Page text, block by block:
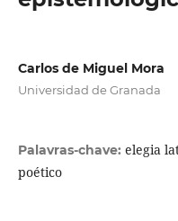
Carlos de Miguel Mora
Universidad de Granada
Palavras-chave: elegia
poético